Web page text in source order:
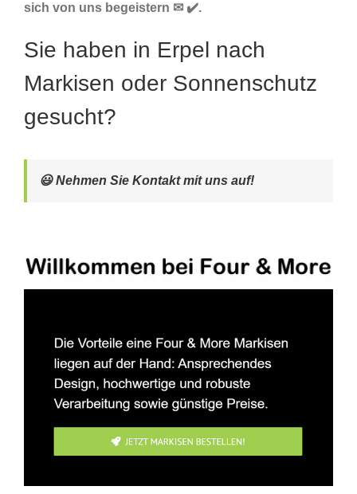
sich von uns begeistern ✉ ✔️.
Sie haben in Erpel nach
Markisen oder Sonnenschutz
gesucht?
😃 Nehmen Sie Kontakt mit uns auf!